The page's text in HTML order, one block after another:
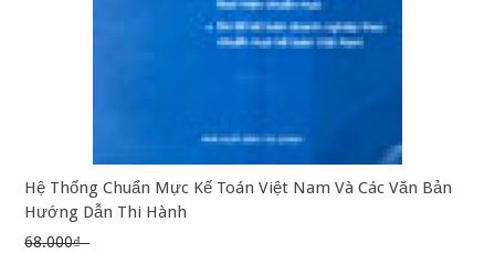
Hệ Thống Chuẩn Mực Kế Toán Việt Nam Và Các Văn Bản
Hướng Dẫn Thi Hành
68.000₫